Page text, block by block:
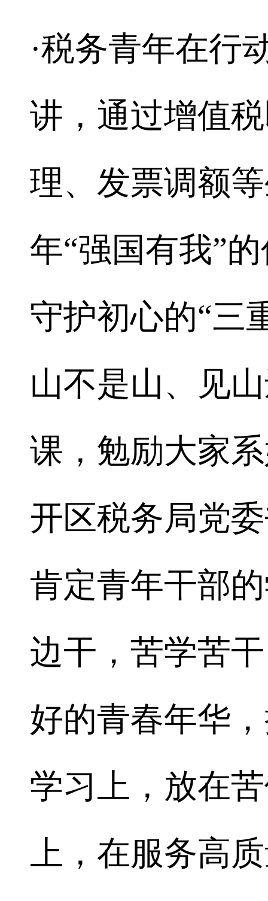
·税务青年在行
讲，通过增值
理、发票调额
年“强国有我”
守护初心的“三
山不是山、见
课，勉励大家
开区税务局党
肯定青年干部
边干，苦学苦
好的青春年华
学习上，放在
上，在服务高